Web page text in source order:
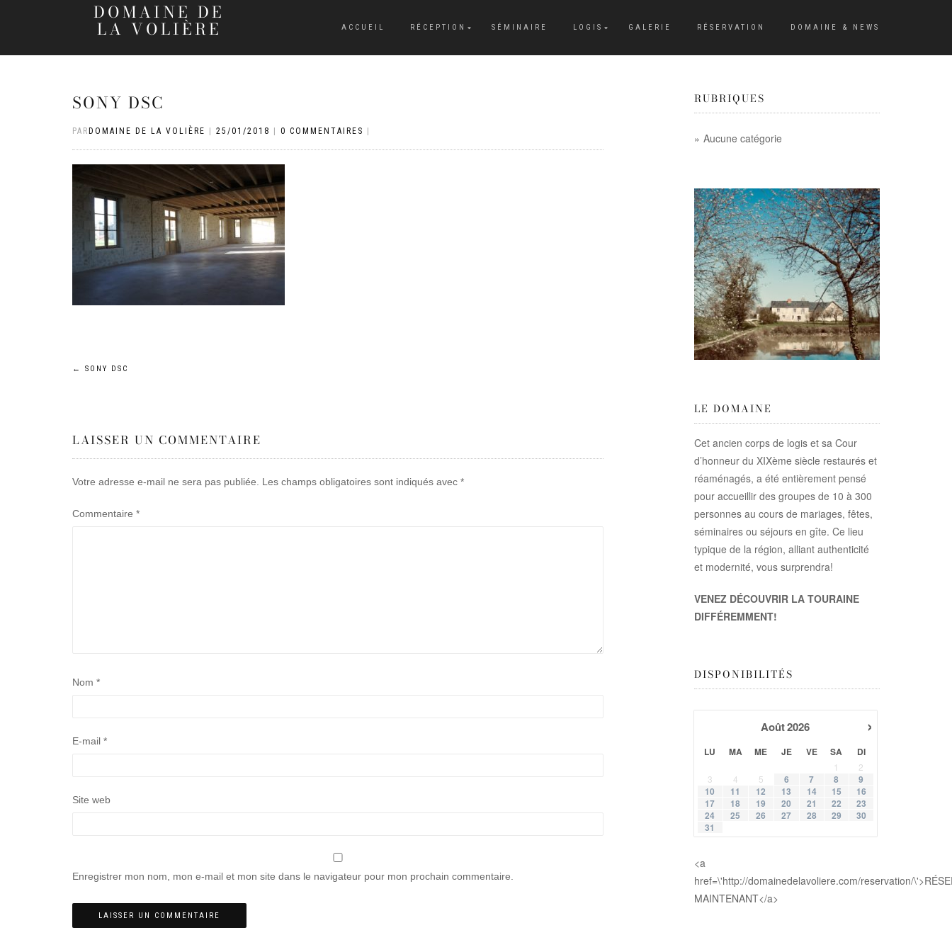
DOMAINE DE
LA VOLIÈRE ACCUEIL RÉCEPTION SÉMINAIRE LOGIS GALERIE RÉSERVATION DOMAINE & NEWS
SONY DSC
PAR DOMAINE DE LA VOLIÈRE 25/01/2018 0 COMMENTAIRES
Navigation
l’article
← SONY DSC
LAISSER UN COMMENTAIRE
Votre adresse e-mail ne sera pas publiée. Les champs obligatoires sont indiqués avec *
Commentaire *
Nom *
E-mail *
Site web
Enregistrer mon nom, mon e-mail et mon site dans le navigateur pour mon prochain commentaire.
RUBRIQUES
Aucune catégorie
LE DOMAINE
Cet ancien corps de logis et sa Cour
d’honneur du XIXème siècle restaurés et
réaménagés, a été entièrement pensé
pour accueillir des groupes de 10 à 300
personnes au cours de mariages, fêtes,
séminaires ou séjours en gîte. Ce lieu
typique de la région, alliant authenticité
et modernité, vous surprendra!
VENEZ DÉCOUVRIR LA TOURAINE
DIFFÉREMMENT!
DISPONIBILITÉS
›
Août2026
LU MA ME JE VE SA DI
1
2
3
4 5 6 7 8
9
10
11 12 13 14 15
16
17
18 19 20 21 22
23
24
25 26 27 28 29
30
31
<a
href=\'http://domainedelavoliere.com/reservation/
MAINTENANT</a>